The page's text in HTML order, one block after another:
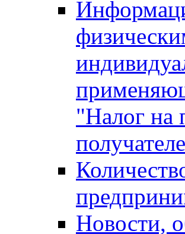
"Налог на
Новости,